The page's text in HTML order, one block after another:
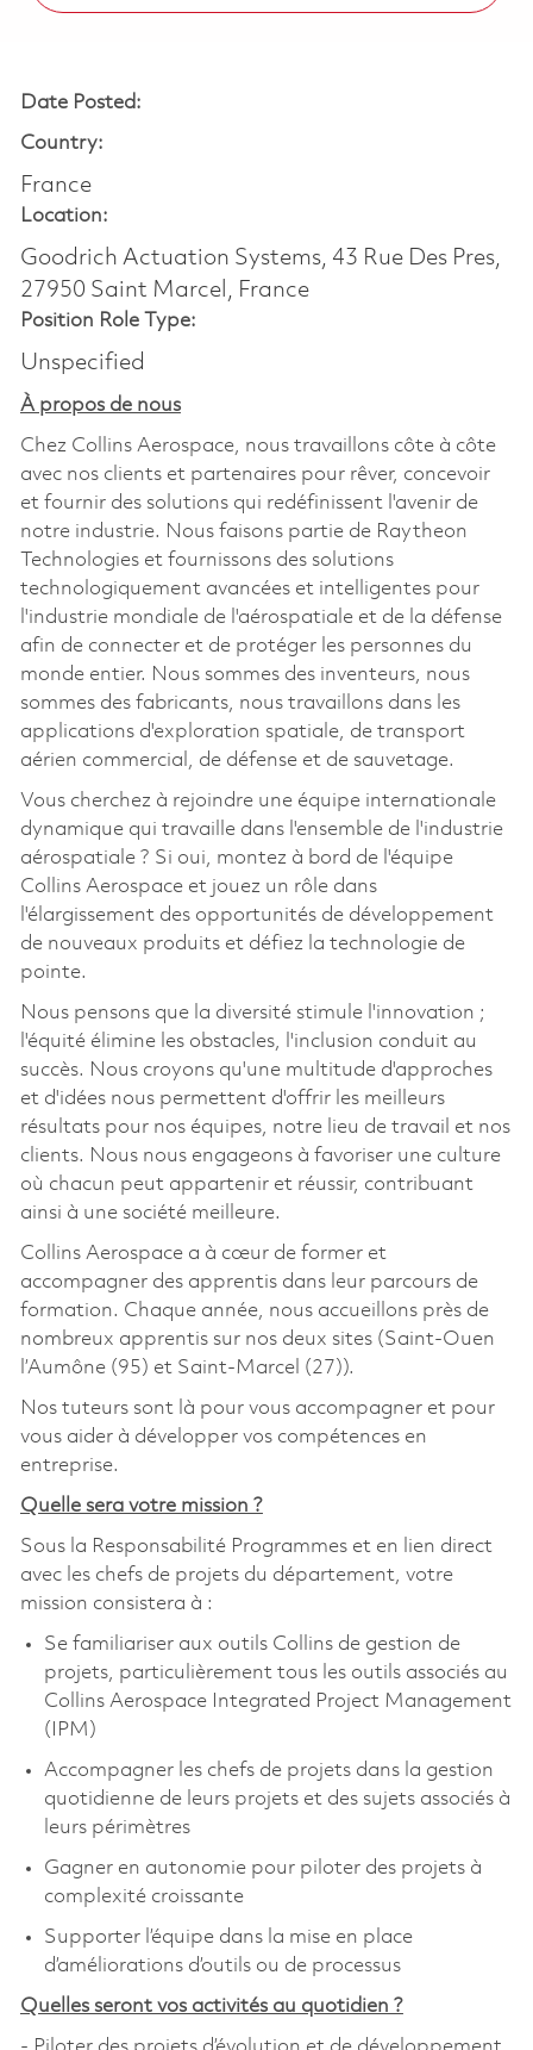
Date Posted:
Country:
France
Location:
Goodrich Actuation Systems, 43 Rue Des Pres,
27950 Saint Marcel, France
Position Role Type:
Unspecified
À propos de nous
Chez Collins Aerospace, nous travaillons côte à côte
avec nos clients et partenaires pour rêver, concevoir
et fournir des solutions qui redéfinissent l'avenir de
notre industrie. Nous faisons partie de Raytheon
Technologies et fournissons des solutions
technologiquement avancées et intelligentes pour
l'industrie mondiale de l'aérospatiale et de la défense
afin de connecter et de protéger les personnes du
monde entier. Nous sommes des inventeurs, nous
sommes des fabricants, nous travaillons dans les
applications d'exploration spatiale, de transport
aérien commercial, de défense et de sauvetage.
Vous cherchez à rejoindre une équipe internationale
dynamique qui travaille dans l'ensemble de l'industrie
aérospatiale ? Si oui, montez à bord de l'équipe
Collins Aerospace et jouez un rôle dans
l'élargissement des opportunités de développement
de nouveaux produits et défiez la technologie de
pointe.
Nous pensons que la diversité stimule l'innovation ;
l'équité élimine les obstacles, l'inclusion conduit au
succès. Nous croyons qu'une multitude d'approches
et d'idées nous permettent d'offrir les meilleurs
résultats pour nos équipes, notre lieu de travail et nos
clients. Nous nous engageons à favoriser une culture
où chacun peut appartenir et réussir, contribuant
ainsi à une société meilleure.
Collins Aerospace a à cœur de former et
accompagner des apprentis dans leur parcours de
formation. Chaque année, nous accueillons près de
nombreux apprentis sur nos deux sites (Saint-Ouen
l’Aumône (95) et Saint-Marcel (27)).
Nos tuteurs sont là pour vous accompagner et pour
vous aider à développer vos compétences en
entreprise.
Quelle sera votre mission ?
Sous la Responsabilité Programmes et en lien direct
avec les chefs de projets du département, votre
mission consistera à :
Se familiariser aux outils Collins de gestion de
projets, particulièrement tous les outils associés au
Collins Aerospace Integrated Project Management
(IPM)
Accompagner les chefs de projets dans la gestion
quotidienne de leurs projets et des sujets associés à
leurs périmètres
Gagner en autonomie pour piloter des projets à
complexité croissante
Supporter l’équipe dans la mise en place
d’améliorations d’outils ou de processus
Quelles seront vos activités au quotidien ?